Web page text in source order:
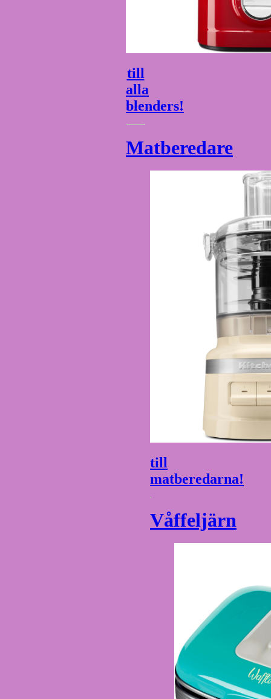
till
alla
blenders!
Matberedare
till
matberedarna!
Våffeljärn